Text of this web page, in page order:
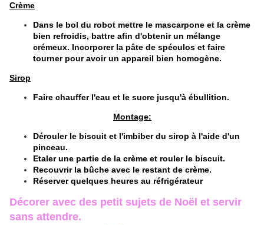
Crème
Dans le bol du robot mettre le mascarpone et la crème
bien refroidis, battre afin d'obtenir un mélange
crémeux. Incorporer la pâte de spéculos et faire
tourner pour avoir un appareil bien homogène.
Sirop
Faire chauffer l'eau et le sucre jusqu'à ébullition.
Montage:
Dérouler le biscuit et l'imbiber du sirop à l'aide d'un
pinceau.
Etaler une partie de la crème et rouler le biscuit.
Recouvrir la bûche avec le restant de crème.
Réserver quelques heures au réfrigérateur
Décorer avec des petit sujets de Noël et servir
sans attendre.